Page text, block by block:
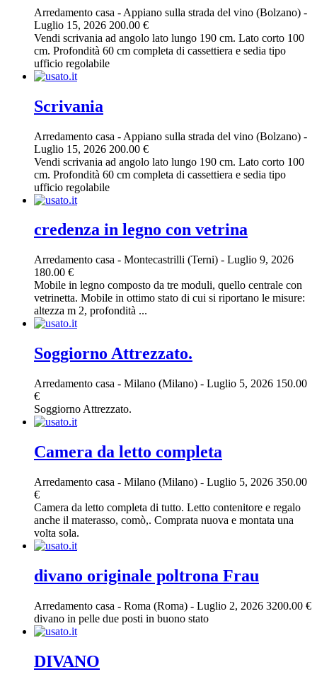
Arredamento casa - Appiano sulla strada del vino (Bolzano) -
Luglio 15, 2026 200.00 €
Vendi scrivania ad angolo lato lungo 190 cm. Lato corto 100
cm. Profondità 60 cm completa di cassettiera e sedia tipo
ufficio regolabile
Scrivania
Arredamento casa - Appiano sulla strada del vino (Bolzano) -
Luglio 15, 2026 200.00 €
Vendi scrivania ad angolo lato lungo 190 cm. Lato corto 100
cm. Profondità 60 cm completa di cassettiera e sedia tipo
ufficio regolabile
credenza in legno con vetrina
Arredamento casa - Montecastrilli (Terni) - Luglio 9, 2026
180.00 €
Mobile in legno composto da tre moduli, quello centrale con
vetrinetta. Mobile in ottimo stato di cui si riportano le misure:
altezza m 2, profondità ...
Soggiorno Attrezzato.
Arredamento casa - Milano (Milano) - Luglio 5, 2026 150.00
€
Soggiorno Attrezzato.
Camera da letto completa
Arredamento casa - Milano (Milano) - Luglio 5, 2026 350.00
€
Camera da letto completa di tutto. Letto contenitore e regalo
anche il materasso, comò,. Comprata nuova e montata una
volta sola.
divano originale poltrona Frau
Arredamento casa - Roma (Roma) - Luglio 2, 2026 3200.00 €
divano in pelle due posti in buono stato
DIVANO